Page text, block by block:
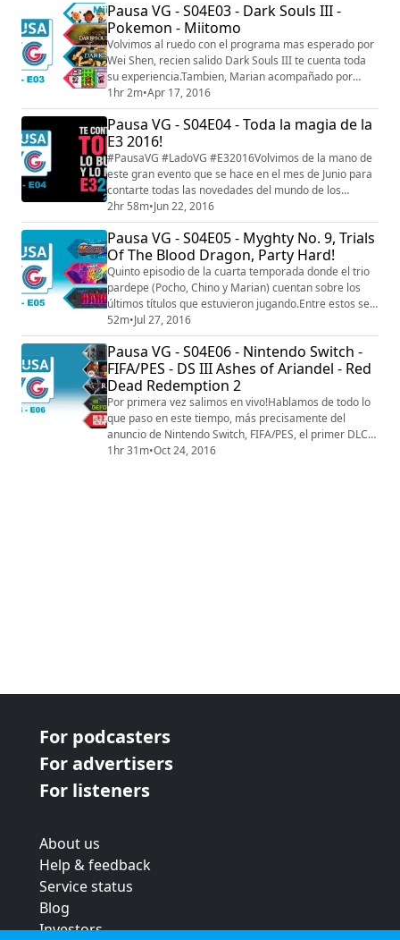
Pausa VG - S04E03 - Dark Souls III -
Pokemon - Miitomo
Volvimos al ruedo con el programa mas esperado por
Wei Shen, recien salido Dark Souls III te cuenta toda
su experiencia.Tambien, Marian acompañado por
Charly te cuenta la historia de Pokemon.
1hr 2m•Apr 17, 2016
Pausa VG - S04E04 - Toda la magia de la
E3 2016!
#PausaVG #LadoVG #E32016Volvimos de la mano de
este gran evento que se hace en el mes de Junio para
contarte todas las novedades del mundo de los
videojuegos.Al ser extenso, te detallamos el tiempo en
donde hablamos de cada una de las conferencias:
00:06:00 | EA Play00:17:00 | Bethesda00:28:27 |
Microsoft (XBOX)01:08:12 | Ubisoft01:23:22 | Sony
(Playstation)02:21:18 | Nintendo02:39:50 | Conclu...
2hr 58m•Jun 22, 2016
Pausa VG - S04E05 - Myghty No. 9, Trials
Of The Blood Dragon, Party Hard!
Quinto episodio de la cuarta temporada donde el trio
pardepe (Pocho, Chino y Marian) cuentan sobre los
últimos títulos que estuvieron jugando.Entre estos se
encuentran la decepcion del Mighty No. 9, la sorpresa
(lo que mas le gusta a Marian) de Trials Of The Blood
Dragon y la magia indie que nos trae Party Hard.
52m•Jul 27, 2016
Pausa VG - S04E06 - Nintendo Switch -
FIFA/PES - DS III Ashes of Ariandel - Red
Dead Redemption 2
Por primera vez salimos en vivo!Hablamos de todo lo
que paso en este tiempo, más precisamente del
anuncio de Nintendo Switch, FIFA/PES, el primer DLC
del Dark Souls III (Ashes of Ariandel), evento de
1hr 31m•Oct 24, 2016
For podcasters
For advertisers
For listeners
About us
Help & feedback
Service status
Blog
Investors